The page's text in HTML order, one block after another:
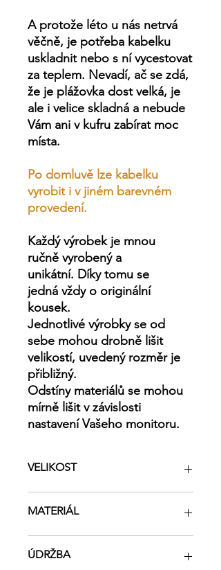
A protože léto u nás netrvá
věčně, je potřeba kabelku
uskladnit nebo s ní vycestovat
za teplem. Nevadí, ač se zdá,
že je plážovka dost velká, je
ale i velice skladná a nebude
Vám ani v kufru zabírat moc
místa.
Po domluvě lze kabelku
vyrobit i v jiném barevném
provedení.
Každý výrobek je mnou
ručně vyrobený a
unikátní. Díky tomu se
jedná vždy o originální
kousek.
Jednotlivé výrobky se od
sebe mohou drobně lišit
velikostí, uvedený rozměr je
přibližný.
Odstíny materiálů se mohou
mírně lišit v závislosti
nastavení Vašeho monitoru.
VELIKOST
Délka nahoře 50 cm
Velikost/délka ucha 60 cm, šířka ucha
MATERIÁL
Magnetické zapínání
ÚDRŽBA